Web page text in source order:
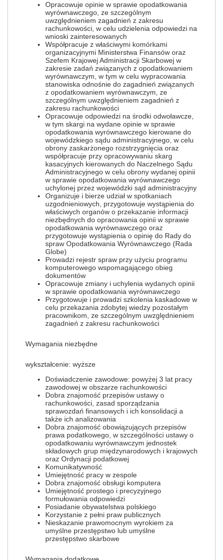
Opracowuje opinie w sprawie opodatkowania
wyrównawczego, ze szczególnym
uwzględnieniem zagadnień z zakresu
rachunkowości, w celu udzielenia odpowiedzi na
wnioski zainteresowanych
Współpracuje z właściwymi komórkami
organizacyjnymi Ministerstwa Finansów oraz
Szefem Krajowej Administracji Skarbowej w
zakresie zadań związanych z opodatkowaniem
wyrównawczym, w tym w celu wypracowania
stanowiska odnośnie do zagadnień związanych
z opodatkowaniem wyrównawczym, ze
szczególnym uwzględnieniem zagadnień z
zakresu rachunkowości
Opracowuje odpowiedzi na środki odwoławcze,
w tym skargi na wydane opinie w sprawie
opodatkowania wyrównawczego kierowane do
wojewódzkiego sądu administracyjnego, w celu
obrony zaskarżonego rozstrzygnięcia oraz
współpracuje przy opracowywaniu skarg
kasacyjnych kierowanych do Naczelnego Sądu
Administracyjnego w celu obrony wydanej opinii
w sprawie opodatkowania wyrównawczego
uchylonej przez wojewódzki sąd administracyjny
Organizuje i bierze udział w spotkaniach
uzgodnieniowych, przygotowuje wystąpienia do
właściwych organów o przekazanie informacji
niezbędnych do opracowania opinii w sprawie
opodatkowania wyrównawczego oraz
przygotowuje wystąpienia o opinię do Rady do
spraw Opodatkowania Wyrównawczego (Rada
Globe)
Prowadzi rejestr spraw przy użyciu programu
komputerowego wspomagającego obieg
dokumentów
Opracowuje zmiany i uchylenia wydanych opinii
w sprawie opodatkowania wyrównawczego
Przygotowuje i prowadzi szkolenia kaskadowe w
celu przekazania zdobytej wiedzy pozostałym
pracownikom, ze szczególnym uwzględnieniem
zagadnień z zakresu rachunkowości
Wymagania niezbędne
wykształcenie: wyższe
Doświadczenie zawodowe: powyżej 3 lat pracy
zawodowej w obszarze rachunkowości
Dobra znajomość przepisów ustawy o
rachunkowości, zasad sporządzania
sprawozdań finansowych i ich konsolidacji a
także ich analizowania
Dobra znajomość obowiązujących przepisów
prawa podatkowego, w szczególności ustawy o
opodatkowaniu wyrównawczym jednostek
składowych grup międzynarodowych i krajowych
oraz Ordynacji podatkowej
Komunikatywność
Umiejętność pracy w zespole
Dobra znajomość obsługi komputera
Umiejętność prostego i precyzyjnego
formułowania odpowiedzi
Posiadanie obywatelstwa polskiego
Korzystanie z pełni praw publicznych
Nieskazanie prawomocnym wyrokiem za
umyślne przestępstwo lub umyślne
przestępstwo skarbowe